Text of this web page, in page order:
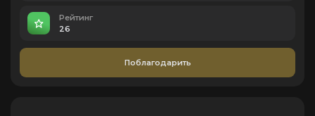
Рейтинг
26
Поблагодарить